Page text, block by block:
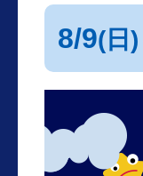
8/9(日)